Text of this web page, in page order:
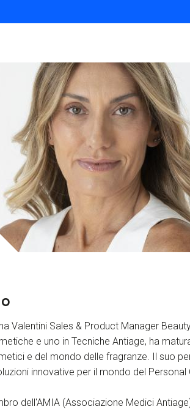
Valentini Sales & Product Manager
e uno in Tecniche Antiage, ha
e del mondo delle fragranze. Il suo
innovative per il mondo del Personal
dell'AMIA (Associazione Medici